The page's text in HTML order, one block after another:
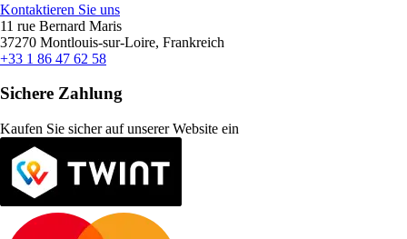
Kontaktieren Sie uns
11 rue Bernard Maris
37270 Montlouis-sur-Loire, Frankreich
+33 1 86 47 62 58
Sichere Zahlung
Kaufen Sie sicher auf unserer Website ein